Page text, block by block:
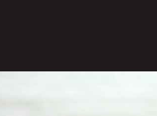
e o sol brilha intensamente, a